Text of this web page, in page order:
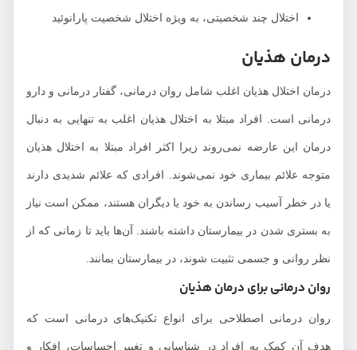
اختلال چند شخصیتی، به ویژه اختلال شخصیت پارانوئید
درمان هذیان
درمان اختلال هذیان اغلب شامل روان درمانی، گفتار درمانی و دارو
درمانی است. افراد مبتلا به اختلال هذیان اغلب به تنهایی به دنبال
درمان این عارضه نمی‌روند زیرا اکثر افراد مبتلا به اختلال هذیان
متوجه علائم بیماری خود نمی‌شوند. افرادی که علائم شدیدی دارند
یا در خطر آسیب رساندن به خود یا دیگران هستند، ممکن است نیاز
به بستری شدن در بیمارستان داشته باشند. آن‌ها باید تا زمانی که از
نظر روانی و جسمی تثبیت شوند، در بیمارستان بمانند.
روان درمانی برای درمان هذیان
روان درمانی اصطلاحی برای انواع تکنیک‌های درمانی است که
هدف آن کمک به افراد در شناسایی و تغییر احساسات، افکار و